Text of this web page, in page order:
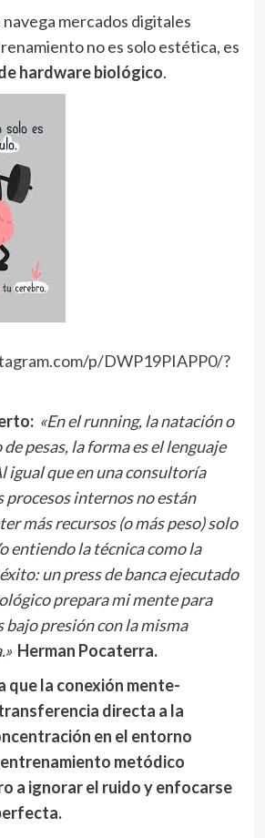
navega mercados digitales
no es solo estética, es
hardware biológico.
p/DWP19PIAPP0/?
«En el running, la natación o
pesas, la forma es el lenguaje
igual que en una consultoría
procesos internos no están
más recursos (o más peso) solo
entiendo la técnica como la
un press de banca ejecutado
prepara mi mente para
bajo presión con la misma
Herman Pocaterra.
que la conexión mente-
directa a la
en el entorno
metódico
a ignorar el ruido y enfocarse